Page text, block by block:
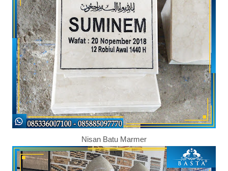
Nisan Batu Marmer